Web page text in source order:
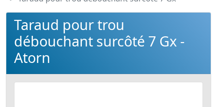
Taraud pour trou
débouchant surcôté 7 Gx -
Atorn